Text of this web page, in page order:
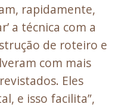
rapidamente,
a técnica com a
de roteiro e
com mais
Eles
e isso facilita”,